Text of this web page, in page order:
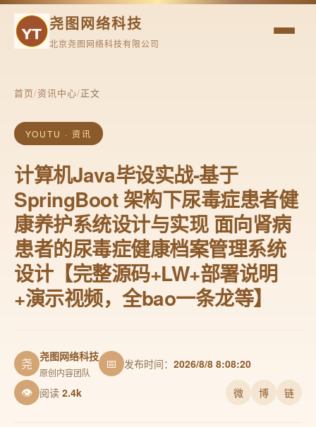
尧图网络科技
北京尧图网络科技有限公司
首页/资讯中心/正文
YOUTU · 资讯
计算机Java毕设实战-基于
SpringBoot 架构下尿毒症患者健
康养护系统设计与实现 面向肾病
患者的尿毒症健康档案管理系统
设计【完整源码+LW+部署说明
+演示视频，全bao一条龙等】
尧 尧图网络科技
原创内容团队
📅 发布时间： 2026/8/8 8:08:20
👁 阅读 2.4k 微 博 链